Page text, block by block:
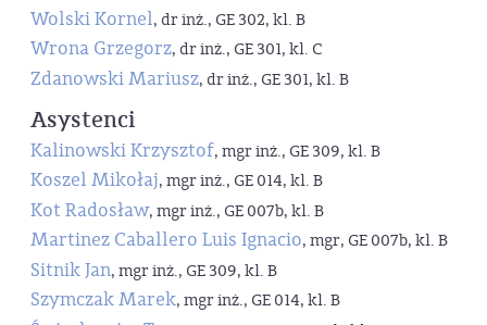
Wolski Kornel, dr inż., GE 302, kl. B
Wrona Grzegorz, dr inż., GE 301, kl. C
Zdanowski Mariusz, dr inż., GE 301, kl. B
Asystenci
Kalinowski Krzysztof, mgr inż., GE 309, kl. B
Koszel Mikołaj, mgr inż., GE 014, kl. B
Kot Radosław, mgr inż., GE 007b, kl. B
Martinez Caballero Luis Ignacio, mgr, GE 007b, kl. B
Sitnik Jan, mgr inż., GE 309, kl. B
Szymczak Marek, mgr inż., GE 014, kl. B